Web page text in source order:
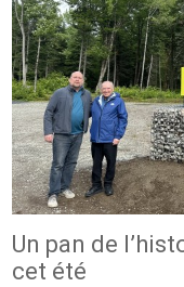
Un pan de
cet été